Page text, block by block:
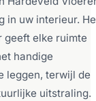
in uw interieur.
geeft elke ruimte
handige
leggen, terwijl de
uitstraling.